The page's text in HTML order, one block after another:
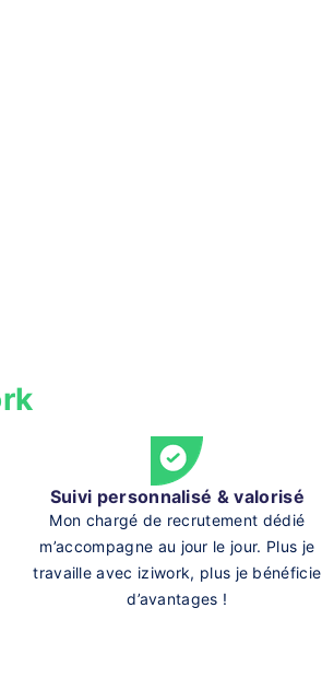
Suivi personnalisé & valorisé
Mon chargé de recrutement dédié
m’accompagne au jour le jour. Plus je
travaille avec iziwork, plus je bénéficie
d’avantages !